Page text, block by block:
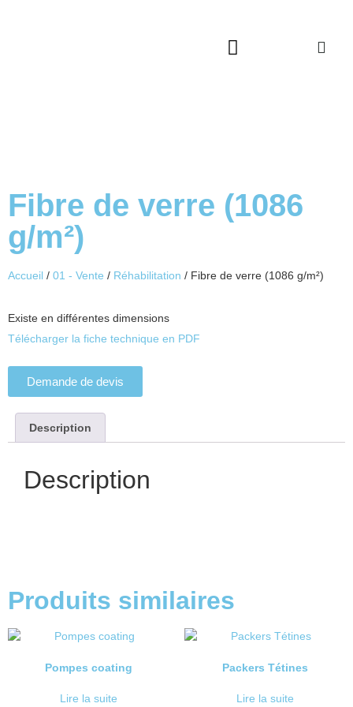
Fibre de verre (1086
g/m²)
Accueil / 01 - Vente / Réhabilitation / Fibre de verre (1086 g/m²)
Existe en différentes dimensions
Télécharger la fiche technique en PDF
Demande de devis
Description
Description
Produits similaires
Pompes coating
Lire la suite
Packers Tétines
Lire la suite